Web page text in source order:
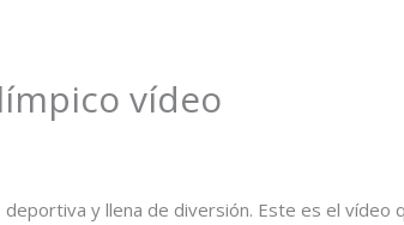
vídeo
deportiva y llena de diversión. Este es el